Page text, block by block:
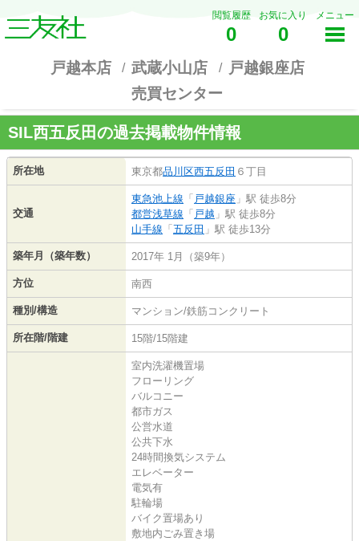
閲覧履歴
0
お気に入り
0
メニュー
戸越本店 武蔵小山店
戸越銀座店
売買センター
SIL西五反田の過去掲載物件情報
所在地 東京都品川区西五反田 ６丁目
交通
東急池上線 「 戸越銀座 」駅 徒歩8分
都営浅草線 「 戸越 」駅 徒歩8分
山手線 「 五反田 」駅 徒歩13分
築年月（築年数） 2017年 1月（築9年）
方位 南西
種別/構造 マンション/鉄筋コンクリート
所在階/階建 15階/15階建
室内洗濯機置場
フローリング
バルコニー
都市ガス
公営水道
公共下水
24時間換気システム
エレベーター
電気有
駐輪場
バイク置場あり
敷地内ごみ置き場